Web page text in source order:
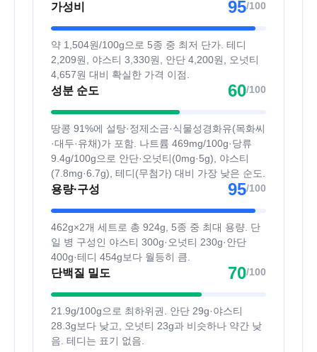
가성비 95/100
약 1,504원/100g으로 5종 중 최저 단가. 테디
2,209원, 야스티 3,330원, 안단 4,200원, 오넛티
4,657원 대비 확실한 가격 이점.
성분 순도 60/100
땅콩 91%에 설탕·정제소금·식물성경화유(목화씨
·대두·유채)가 포함. 나트륨 469mg/100g·당류
9.4g/100g으로 안단·오넛티(0mg·5g), 야스티
(7.8mg·6.7g), 테디(무첨가) 대비 가장 낮은 순도.
용량·구성 95/100
462g×2개 세트로 총 924g, 5종 중 최대 용량. 단
일 병 구성인 야스티 300g·오넛티 230g·안단
400g·테디 454g보다 월등히 큼.
단백질 밀도 70/100
21.9g/100g으로 최하위권. 안단 29g·야스티
28.3g보다 낮고, 오넛티 23g과 비슷하나 약간 낮
음. 테디는 표기 없음.